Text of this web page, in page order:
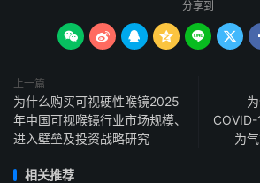
分享到
     
上一篇
为什么购买可视硬性喉镜2025
年中国可视喉镜行业市场规模、
进入壁垒及投资战略研究
为
相关推荐